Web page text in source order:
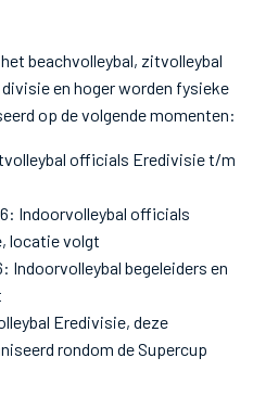
beachvolleybal, zitvolleybal
en hoger worden fysieke
op de volgende momenten:
officials Eredivisie t/m
Indoorvolleybal officials
locatie volgt
Indoorvolleybal begeleiders en
Eredivisie, deze
rondom de Supercup